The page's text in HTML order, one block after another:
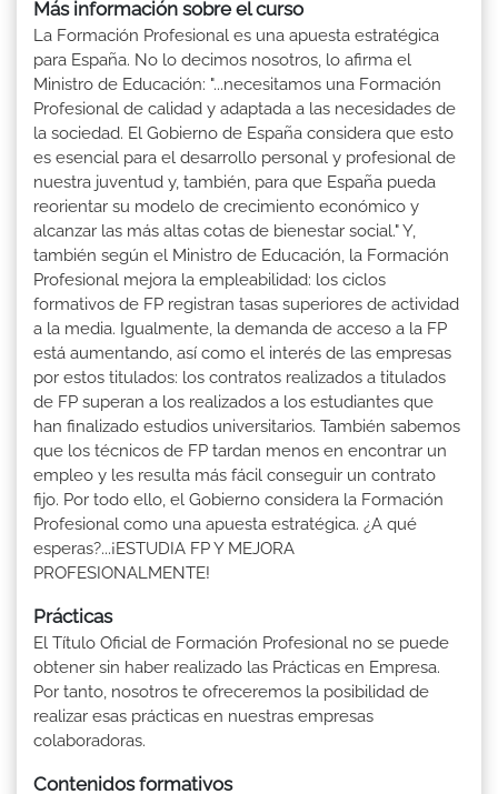
Más información sobre el curso
La Formación Profesional es una apuesta estratégica
para España. No lo decimos nosotros, lo afirma el
Ministro de Educación: "...necesitamos una Formación
Profesional de calidad y adaptada a las necesidades de
la sociedad. El Gobierno de España considera que esto
es esencial para el desarrollo personal y profesional de
nuestra juventud y, también, para que España pueda
reorientar su modelo de crecimiento económico y
alcanzar las más altas cotas de bienestar social." Y,
también según el Ministro de Educación, la Formación
Profesional mejora la empleabilidad: los ciclos
formativos de FP registran tasas superiores de actividad
a la media. Igualmente, la demanda de acceso a la FP
está aumentando, así como el interés de las empresas
por estos titulados: los contratos realizados a titulados
de FP superan a los realizados a los estudiantes que
han finalizado estudios universitarios. También sabemos
que los técnicos de FP tardan menos en encontrar un
empleo y les resulta más fácil conseguir un contrato
fijo. Por todo ello, el Gobierno considera la Formación
Profesional como una apuesta estratégica. ¿A qué
esperas?...¡ESTUDIA FP Y MEJORA
PROFESIONALMENTE!
Prácticas
El Título Oficial de Formación Profesional no se puede
obtener sin haber realizado las Prácticas en Empresa.
Por tanto, nosotros te ofreceremos la posibilidad de
realizar esas prácticas en nuestras empresas
colaboradoras.
Contenidos formativos